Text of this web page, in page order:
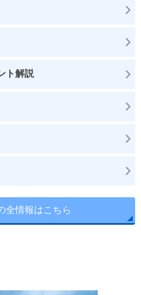
ト解説
全情報はこちら